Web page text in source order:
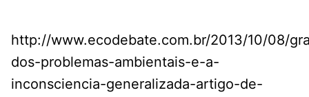
http://www.ecodebate.com.br/2013/10/08/
dos-problemas-ambientais-e-a-
inconsciencia-generalizada-artigo-de-